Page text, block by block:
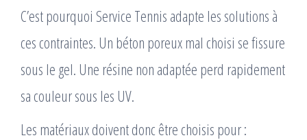
C’est pourquoi Service Tennis adapte les solutions à
ces contraintes. Un béton poreux mal choisi se fissure
sous le gel. Une résine non adaptée perd rapidement
sa couleur sous les UV.
Les matériaux doivent donc être choisis pour :